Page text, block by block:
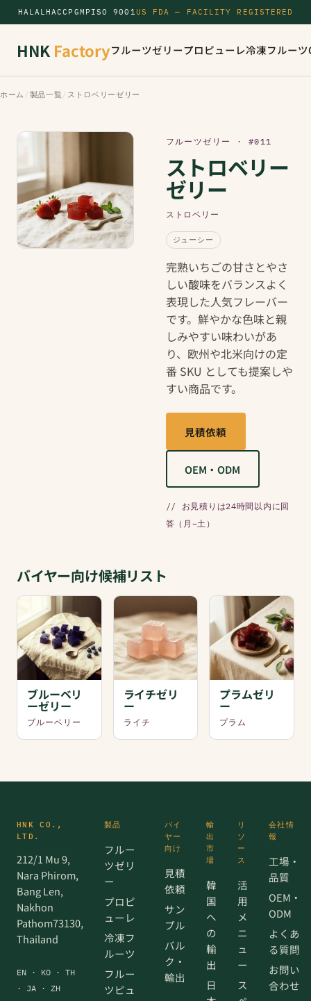
HALALHACCP GMP ISO 9001US FDA — FACILITY REGISTERED
HNK Factoryフルーツゼリープロピューレ冷凍フルーツ
ホーム / 製品一覧 / ストロベリーゼリー
フルーツゼリー · #011
ストロベリー
ゼリー
ストロベリー
ジューシー
完熟いちごの甘さとやさ
しい酸味をバランスよく
表現した人気フレーバー
です。鮮やかな色味と親
しみやすい味わいがあ
り、欧州や北米向けの定
番 SKU としても提案しや
すい商品です。
見積依頼
OEM・ODM
// お見積りは24時間以内に回
答（月–土）
バイヤー向け候補リスト
ブルーベリ
ーゼリー
ブルーベリー
ライチゼリ
ー
ライチ
プラムゼリ
ー
プラム
HNK CO.,
LTD.
212/1 Mu 9,
Nara Phirom,
Bang Len,
Nakhon
Pathom73130,
Thailand
EN · KO · TH
· JA · ZH
製品
フルー
ツゼリ
ー
プロピ
ューレ
冷凍フ
ルーツ
フルー
ツピュ
バイ
ヤー
向け
見積
依頼
サン
プル
バル
ク・
輸出
輸
出
市
場
韓
国
へ
の
輸
出
日
リ
ソ
ー
ス
活
用
メ
ニ
ュ
ー
ス
会社情
報
工場・
品質
OEM・
ODM
よくあ
る質問
お問い
合わせ